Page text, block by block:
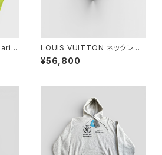
LOUIS VUITTON ネックレス
エセンシャル V シルバー
¥56,800